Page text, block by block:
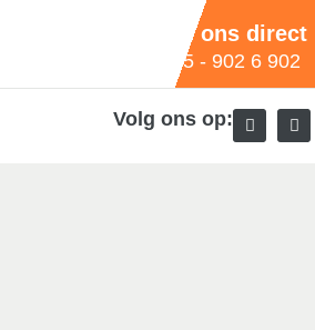
Bel ons direct
+85 - 902 6 902
Volg ons op: